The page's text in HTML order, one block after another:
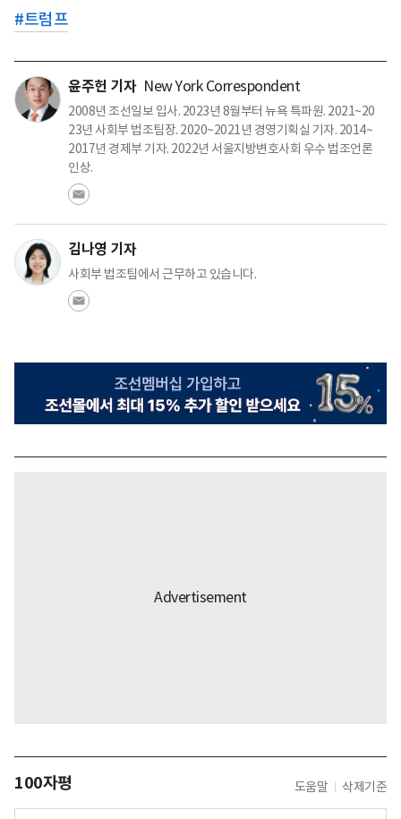
#트럼프
윤주헌 기자 New York Correspondent
2008년 조선일보 입사. 2023년 8월부터 뉴욕 특파원. 2021~20
23년 사회부 법조팀장. 2020~2021년 경영기획실 기자. 2014~
2017년 경제부 기자. 2022년 서울지방변호사회 우수 법조언론
인상.
김나영 기자
사회부 법조팀에서 근무하고 있습니다.
100자평 도움말 삭제기준